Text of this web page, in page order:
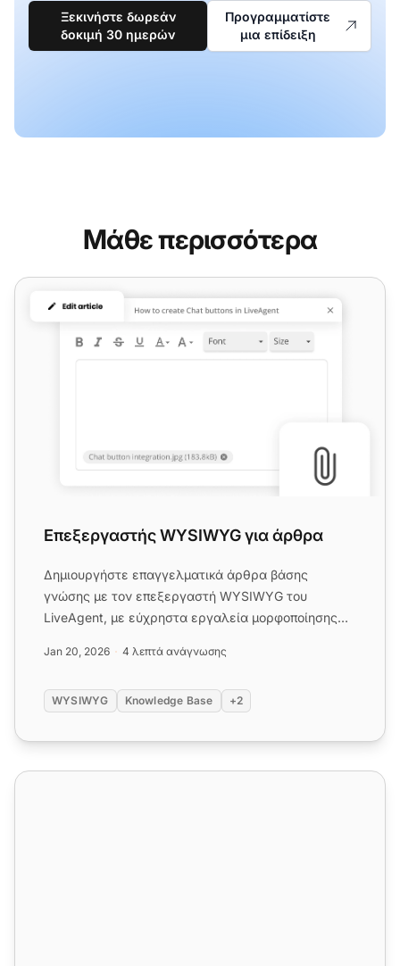
Ξεκινήστε δωρεάν
δοκιμή 30 ημερών
Προγραμματίστε
μια επίδειξη
Μάθε περισσότερα
Επεξεργαστής WYSIWYG για άρθρα
Επεξεργαστής WYSIWYG για άρθρα
Δημιουργήστε επαγγελματικά άρθρα βάσης
γνώσης με τον επεξεργαστή WYSIWYG του
LiveAgent, με εύχρηστα εργαλεία μορφοποίησης
Jan 20, 2026 4 λεπτά ανάγνωσης
WYSIWYG Knowledge Base +2
Δυνατότητες email marketing